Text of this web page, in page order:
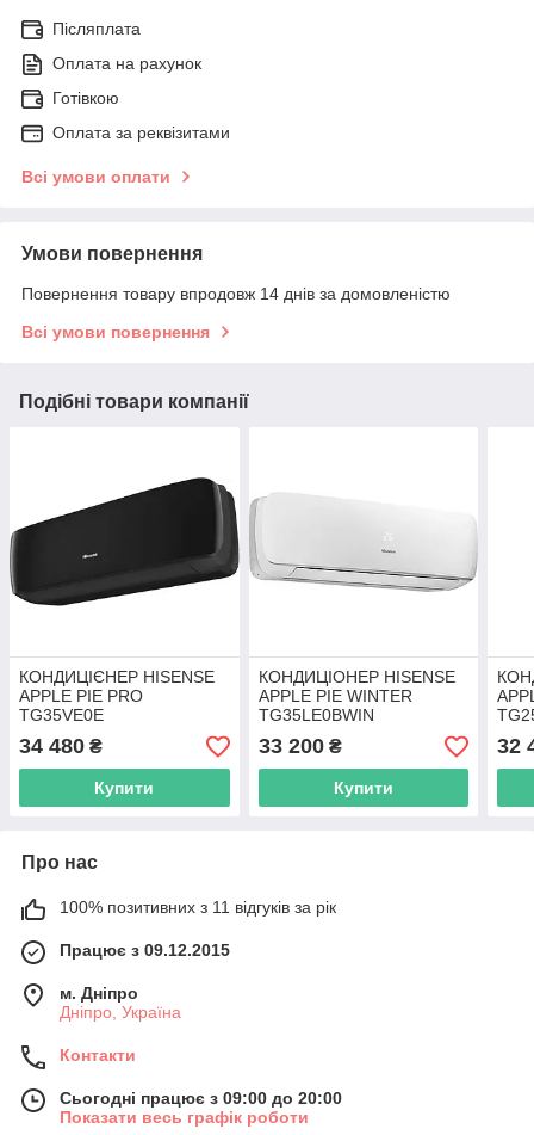
Післяплата
Оплата на рахунок
Готівкою
Оплата за реквізитами
Всі умови оплати
Умови повернення
Повернення товару впродовж 14 днів за домовленістю
Всі умови повернення
Подібні товари компанії
КОНДИЦІЄНЕР HISENSE
APPLE PIE PRO
TG35VE0E
34 480 ₴
Купити
КОНДИЦІОНЕР HISENSE
APPLE PIE WINTER
TG35LE0BWIN
33 200₴
Купити
32
Про нас
100% позитивних з 11 відгуків за рік
Працює з 09.12.2015
м. Дніпро
Дніпро, Україна
Контакти
Сьогодні працює з 09:00 до 20:00
Показати весь графік роботи